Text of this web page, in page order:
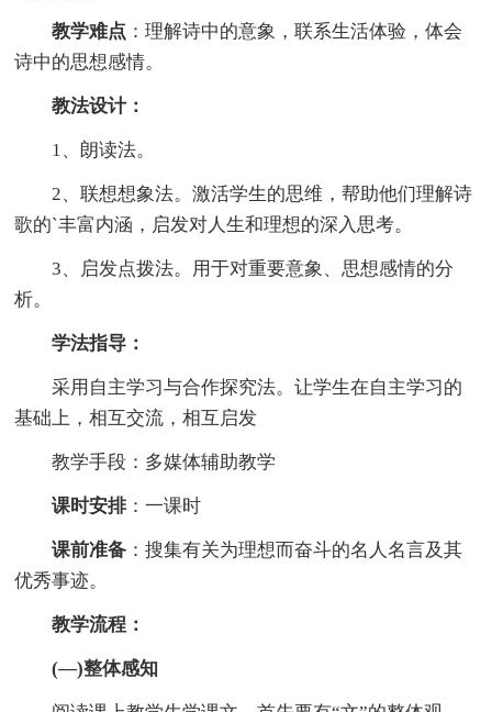
教学难点 ：理解诗中的意象，联系生活体验，体会
诗中的思想感情。
教法设计：
1、朗读法。
2、联想想象法。激活学生的思维，帮助他们理解诗
歌的`丰富内涵，启发对人生和理想的深入思考。
3、启发点拨法。用于对重要意象、思想感情的分
析。
学法指导：
采用自主学习与合作探究法。让学生在自主学习的
基础上，相互交流，相互启发
教学手段：多媒体辅助教学
课时安排：一课时
课前准备 ：搜集有关为理想而奋斗的名人名言及其
优秀事迹。
教学流程：
(—)整体感知